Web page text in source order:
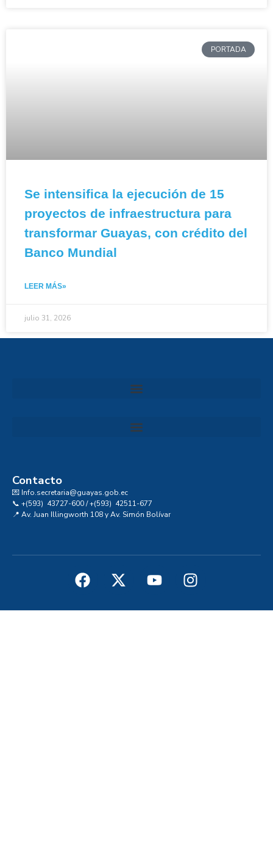
PORTADA
Se intensifica la ejecución de 15
proyectos de infraestructura para
transformar Guayas, con crédito del
Banco Mundial
LEER MÁS»
julio 31, 2026
Contacto
💌 Info.secretaria@guayas.gob.ec
📞 +(593) 43727-600 / +(593) 42511-677
📍 Av. Juan Illingworth 108 y Av. Simón Bolívar